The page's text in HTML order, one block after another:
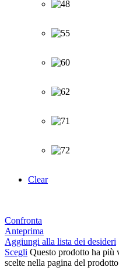
Clear
Confronta
Anteprima
Aggiungi alla lista dei desideri
Scegli Questo prodotto ha più
scelte nella pagina del prodotto